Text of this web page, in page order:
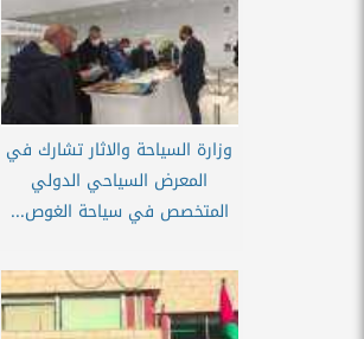
وزارة السياحة والاثار تشارك في
المعرض السياحي الدولي
المتخصص في سياحة الغوص...